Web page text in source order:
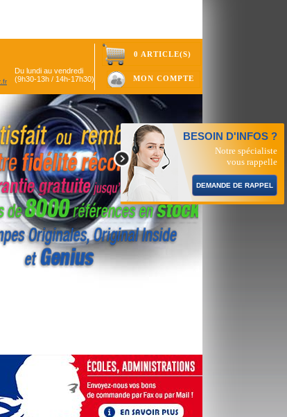
Du lundi au vendredi
(9h30-13h / 14h-17h30)
0 ARTICLE(S)
MON COMPTE
BESOIN D'INFOS ?
Notre spécialiste
vous rappelle
DEMANDE DE RAPPEL